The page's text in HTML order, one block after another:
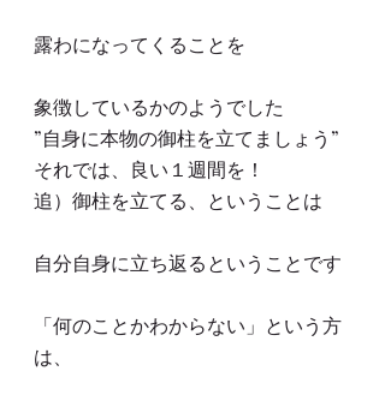
露わになってくることを
象徴しているかのようでした
”自身に本物の御柱を立てましょう”
それでは、良い１週間を！
追）御柱を立てる、ということは
自分自身に立ち返るということです
「何のことかわからない」という方
は、